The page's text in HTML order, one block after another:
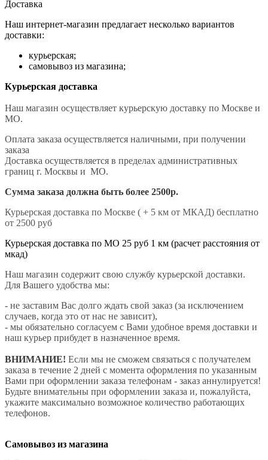
Доставка
Наш интернет-магазин предлагает несколько вариантов
доставки:
курьерская;
самовывоз из магазина;
Курьерская доставка
Наш магазин осуществляет курьерскую доставку по Москве и
МО.
Оплата заказа осуществляется наличными, при получении
заказа
Доставка осуществляется в пределах административных
границ г. Москвы и МО.
Сумма заказа должна быть более 2500р.
Курьерская доставка по Москве ( + 5 км от МКАД) бесплатно
от 2500 руб
Курьерская доставка по МО 25 руб 1 км (расчет расстояния от
мкад)
Наш магазин содержит свою службу курьерской доставки.
Для Вашего удобства мы:
- не заставим Вас долго ждать свой заказ (за исключением
случаев, когда это от нас не зависит),
- мы обязательно согласуем с Вами удобное время доставки и
наш курьер прибудет в назначенное время.
ВНИМАНИЕ! Если мы не сможем связаться с получателем
заказа в течение 2 дней с момента оформления по указанным
Вами при оформлении заказа телефонам - заказ аннулируется!
Будьте внимательны при оформлении заказа и, пожалуйста,
укажите максимально возможное количество работающих
телефонов.
Самовывоз из магазина